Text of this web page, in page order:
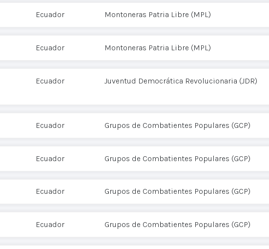
Ecuador Montoneras Patria Libre (MPL)
Ecuador Montoneras Patria Libre (MPL)
Ecuador Juventud Democrática Revolucionaria (JDR)
Ecuador Grupos de Combatientes Populares (GCP)
Ecuador Grupos de Combatientes Populares (GCP)
Ecuador Grupos de Combatientes Populares (GCP)
Ecuador Grupos de Combatientes Populares (GCP)